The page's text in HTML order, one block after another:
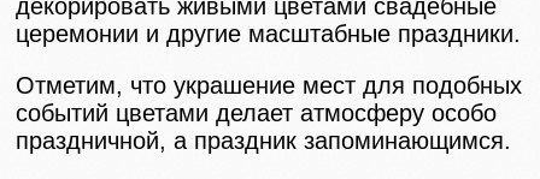
декорировать живыми цветами свадебные
церемонии и другие масштабные праздники.
Отметим, что украшение мест для подобных
событий цветами делает атмосферу особо
праздничной, а праздник запоминающимся.